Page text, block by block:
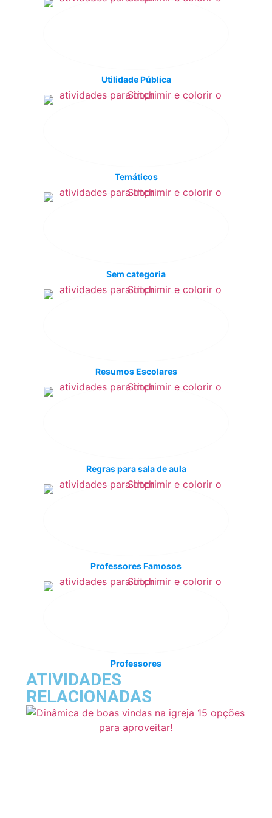
Utilidade Pública
Temáticos
Sem categoria
Resumos Escolares
Regras para sala de aula
Professores Famosos
Professores
ATIVIDADES
RELACIONADAS